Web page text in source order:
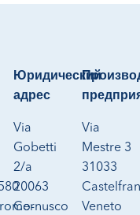
Юридический
адрес
Via
Gobetti
2/a
20063
Cernusco
Via
Mestre 3
31033
Veneto